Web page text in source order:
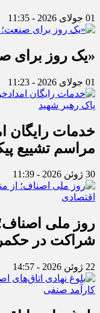
01 جولای 2026 - 11:35
«یک روز برای صنعت؛ ۳۶۴ روز
01 جولای 2026 - 11:23
مراسم تشییع
30 ژوئن 2026 - 11:39
روز ملی
شراکت در
22 ژوئن 2026 - 14:57